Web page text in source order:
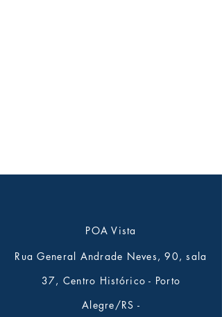
POA Vista
Rua General Andrade Neves, 90, sala
37, Centro Histórico - Porto
Alegre/RS -